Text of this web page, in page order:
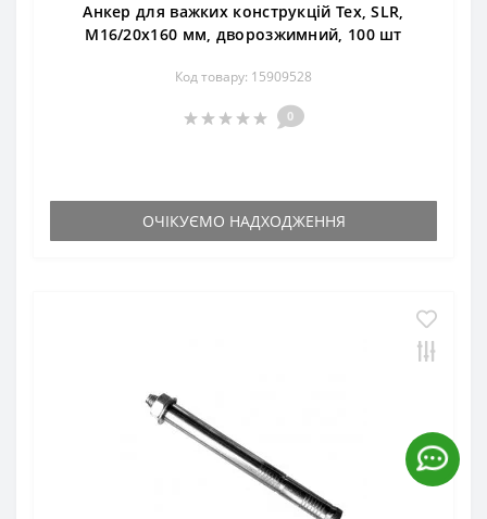
Анкер для важких конструкцій Тех, SLR,
М16/20х160 мм, дворозжимний, 100 шт
Код товару: 15909528
0
ОЧІКУЄМО НАДХОДЖЕННЯ